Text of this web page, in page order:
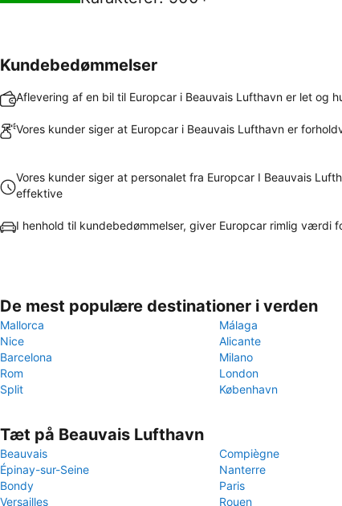
Kundebedømmelser
Aflevering af en bil til Europcar i Beauvais Lufthavn er let og
Vores kunder siger at Europcar i Beauvais Lufthavn er
Vores kunder siger at personalet fra Europcar I Beauvais
effektive
I henhold til kundebedømmelser, giver Europcar rimlig værdi
De mest populære destinationer i verden
Mallorca
Málaga
Nice
Alicante
Barcelona
Milano
Rom
London
Split
København
Tæt på Beauvais Lufthavn
Beauvais
Compiègne
Épinay-sur-Seine
Nanterre
Bondy
Paris
Versailles
Rouen